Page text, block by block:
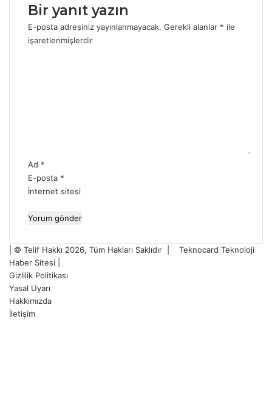
Bir yanıt yazın
E-posta adresiniz yayınlanmayacak. Gerekli alanlar * ile
işaretlenmişlerdir
Ad *
E-posta *
İnternet sitesi
| © Telif Hakkı 2026, Tüm Hakları Saklıdır |
Teknocard Teknoloji
Haber Sitesi
Gizlilik Politikası
Yasal Uyarı
Hakkımızda
İletişim